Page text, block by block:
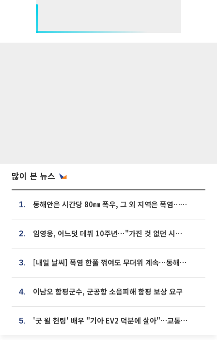
많이 본 뉴스
1. 동해안은 시간당 80㎜ 폭우, 그 외 지역은 폭염…‘극과 극 날씨’
2. 임영웅, 어느덧 데뷔 10주년⋯"가진 것 없던 시절, 내 앞엔 20명의 팬뿐"
3. [내일 날씨] 폭염 한풀 꺾여도 무더위 계속⋯동해안 이틀 연속 비
4. 이남오 함평군수, 군공항 소음피해 함평 보상 요구
5. '굿 윌 헌팅' 배우 "기아 EV2 덕분에 살아"…교통사고 후 안전성 극찬